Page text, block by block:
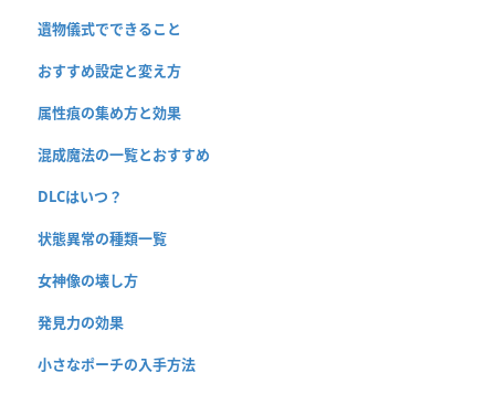
遺物儀式でできること
おすすめ設定と変え方
属性痕の集め方と効果
混成魔法の一覧とおすすめ
DLCはいつ？
状態異常の種類一覧
女神像の壊し方
発見力の効果
小さなポーチの入手方法